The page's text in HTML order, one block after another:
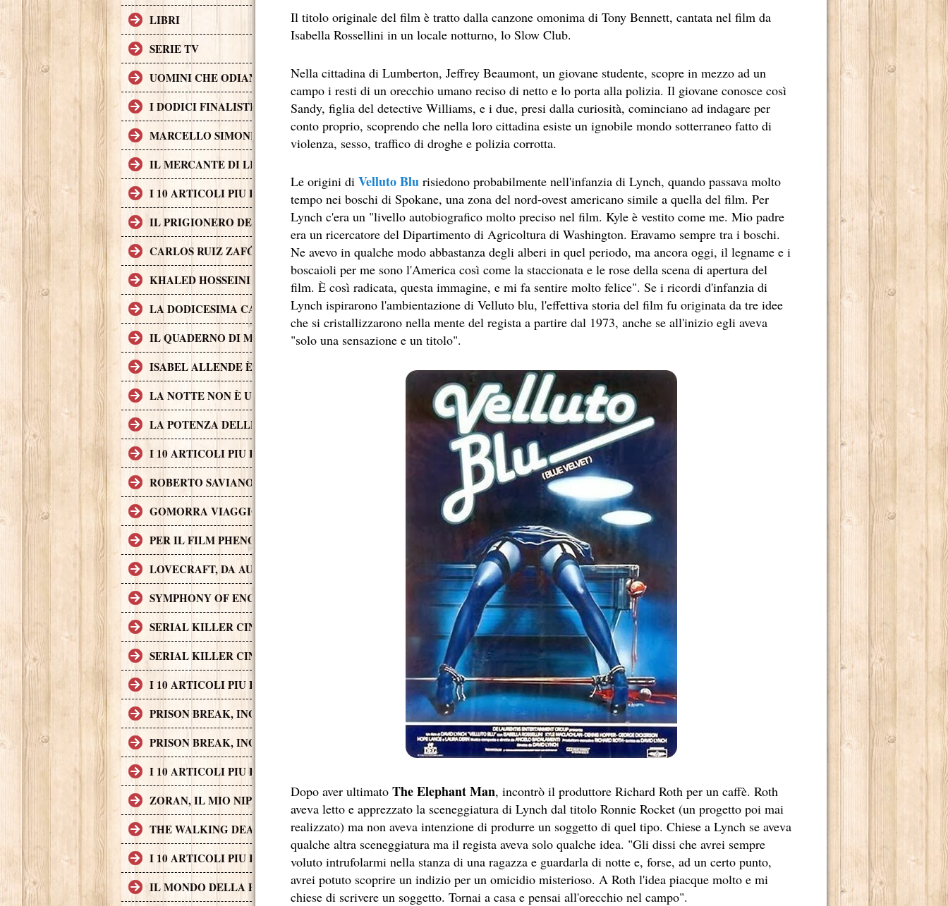
LIBRI
SERIE TV
UOMINI CHE ODIANO LE DONNE
I DODICI FINALISTI IN DELLA SESSANTASETTESIMA EDIZIONE DEL PREMIO STREGA.
MARCELLO SIMONI GIOVANE SCRITTORE ORMAI NON PIU ESORDIENTE, BENSI AMPIAMENTE RADICATO NEL NOSTRO PAESE.
IL MERCANTE DI LIBRI MALEDETTI RAPPRESENTA L'ESORDIO ENIGMATICO E AVVINCENTE DI MARCELLO SIMONI.
I 10 ARTICOLI PIU LETTI SUL SITO RACCOMANDATI SE TI PIACCIONO NEL MESE DI APRILE 2013.
IL PRIGIONERO DEL CIELO, TERZO CAPITOLO DI QUELLA CHE DOVREBBE ESSERE LA QUADRILOGIA DI CARLOS RUIZ ZAFÓN.
CARLOS RUIZ ZAFÓN TRADOTTO IN OLTRE 40 LINGUE, LE SUE OPERE HANNO CONQUISTATO MILIONI DI LETTORI E NUMEROSI PREMI NEI CINQUE
KHALED HOSSEINI L'AUTORE DEL LIBRO CAMPIONE DI VENDITE, IL CACCIATORE DI AQUILONI.
LA DODICESIMA CARTA È IL SESTO LIBRO DI JEFFERY DEAVER DEDICATO AL CRIMINOLOGO TETRAPLEGICO LINCOLN RHYME.
IL QUADERNO DI MAYA È UN ROMANZO ATIPICO, UN VIAGGIO INTERIORE DI ISABEL ALLENDE NELL'INCONTAMINATO ARCIPELAGO DI CHILOÉ.
ISABEL ALLENDE È UNA DELLE AUTRICI LATINOAMERICANE DI MAGGIOR SUCCESSO AL MONDO.
LA NOTTE NON È UN POSTO SICURO, UNO PSICOPATICO ASSOLDATO DAL POTERE PER POTER INCASTRARE UN PEZZO GROSSO DELLA MAFIA
LA POTENZA DELLE STORIE LOVECRAFTIANE RISIEDE QUASI ESCLUSIVAMENTE NELLA SUA ENORME CAPACITÀ DI CONTROLLARE “LA SCRITTURA”.
I 10 ARTICOLI PIU LETTI SUL SITO RACCOMANDATI SE TI PIACCIONO NEL MESE DI MAGGIO 2013.
ROBERTO SAVIANO, II CASO GOMORRA, LE MINACCE E LA VITA SOTTO SCORTA.
GOMORRA VIAGGIO NELL'IMPERO ECONOMICO E NEL SOGNO DI DOMINIO DELLA CAMORRA.
PER IL FILM PHENOMENA SONO STATI UTILIZZATI 40 MILIONI DI INSETTI APPOSITAMENTE ALLEVATI.
LOVECRAFT, DA AUTORE A PERSONAGGIO NELLA CULTURA CONTEMPORANEA.
SYMPHONY OF ENCHANTED LANDS II: THE DARK SECRET – RHAPSODY OF FIRE.
SERIAL KILLER CINEMATOGRAFICI (2A PARTE).
SERIAL KILLER CINEMATOGRAFICI (1A PARTE).
I 10 ARTICOLI PIU LETTI SUL SITO RACCOMANDATI SE TI PIACCIONO NEL MESE DI LUGLIO 2013.
PRISON BREAK, INGEGNO, AZIONE, THRILLER E SUSPENSE A CUI FA DA SFONDO IL RETROSCENA DELLA POLITICA (1A STAGIONE).
PRISON BREAK, INGEGNO, AZIONE, THRILLER E SUSPENSE A CUI FA DA SFONDO IL RETROSCENA DELLA POLITICA (2A STAGIONE).
I 10 ARTICOLI PIU LETTI SUL SITO RACCOMANDATI SE TI PIACCIONO NEL MESE DI SETTEMBRE 2013.
ZORAN, IL MIO NIPOTE SCEMO.
THE WALKING DEAD
I 10 ARTICOLI PIU LETTI SUL SITO RACCOMANDATI SE TI PIACCIONO NEL MESE DI DICEMBRE 2013.
IL MONDO DELLA FINANZA SECONDO MARTIN SCORSESE
Il titolo originale del film è tratto dalla canzone omonima di Tony Bennett, cantata nel film da
Isabella Rossellini in un locale notturno, lo Slow Club.
Nella cittadina di Lumberton, Jeffrey Beaumont, un giovane studente, scopre in mezzo ad un
campo i resti di un orecchio umano reciso di netto e lo porta alla polizia. Il giovane conosce così
Sandy, figlia del detective Williams, e i due, presi dalla curiosità, cominciano ad indagare per
conto proprio, scoprendo che nella loro cittadina esiste un ignobile mondo sotterraneo fatto di
violenza, sesso, traffico di droghe e polizia corrotta.
Le origini di Velluto Blu risiedono probabilmente nell'infanzia di Lynch, quando passava molto
tempo nei boschi di Spokane, una zona del nord-ovest americano simile a quella del film. Per
Lynch c'era un "livello autobiografico molto preciso nel film. Kyle è vestito come me. Mio padre
era un ricercatore del Dipartimento di Agricoltura di Washington. Eravamo sempre tra i boschi.
Ne avevo in qualche modo abbastanza degli alberi in quel periodo, ma ancora oggi, il legname e i
boscaioli per me sono l'America così come la staccionata e le rose della scena di apertura del
film. È così radicata, questa immagine, e mi fa sentire molto felice". Se i ricordi d'infanzia di
Lynch ispirarono l'ambientazione di Velluto blu, l'effettiva storia del film fu originata da tre idee
che si cristallizzarono nella mente del regista a partire dal 1973, anche se all'inizio egli aveva
"solo una sensazione e un titolo".
Dopo aver ultimato The Elephant Man, incontrò il produttore Richard Roth per un caffè. Roth
aveva letto e apprezzato la sceneggiatura di Lynch dal titolo Ronnie Rocket (un progetto poi mai
realizzato) ma non aveva intenzione di produrre un soggetto di quel tipo. Chiese a Lynch se aveva
qualche altra sceneggiatura ma il regista aveva solo qualche idea. "Gli dissi che avrei sempre
voluto intrufolarmi nella stanza di una ragazza e guardarla di notte e, forse, ad un certo punto,
avrei potuto scoprire un indizio per un omicidio misterioso. A Roth l'idea piacque molto e mi
chiese di scrivere un soggetto. Tornai a casa e pensai all'orecchio nel campo".